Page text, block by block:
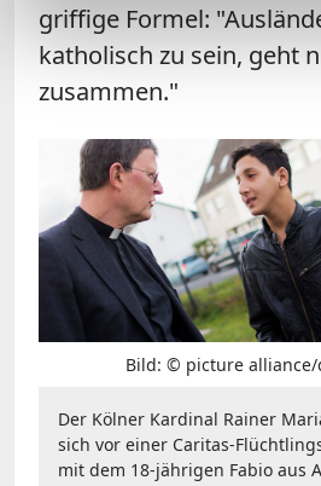
griffige Formel:
katholisch zu sein, geht
zusammen."
Bild: © picture
Der Kölner Kardinal Rainer
sich vor einer Caritas-
mit dem 18-jährigen Fabio aus